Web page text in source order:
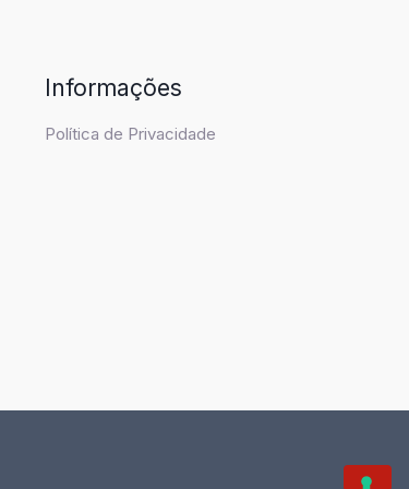
Informações
Política de Privacidade